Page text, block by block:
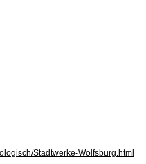
Stadtwerke-Wolfsburg.html